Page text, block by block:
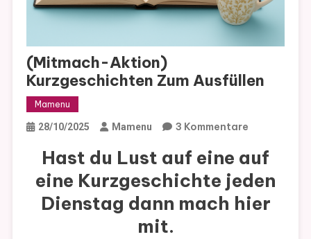
(Mitmach-Aktion)
Kurzgeschichten Zum Ausfüllen
Mamenu
28/10/2025 Mamenu 3 KommentareZu
Aktion)
Zum
Ausfüllen
Hast du Lust auf eine auf
eine Kurzgeschichte jeden
Dienstag dann mach hier
mit.